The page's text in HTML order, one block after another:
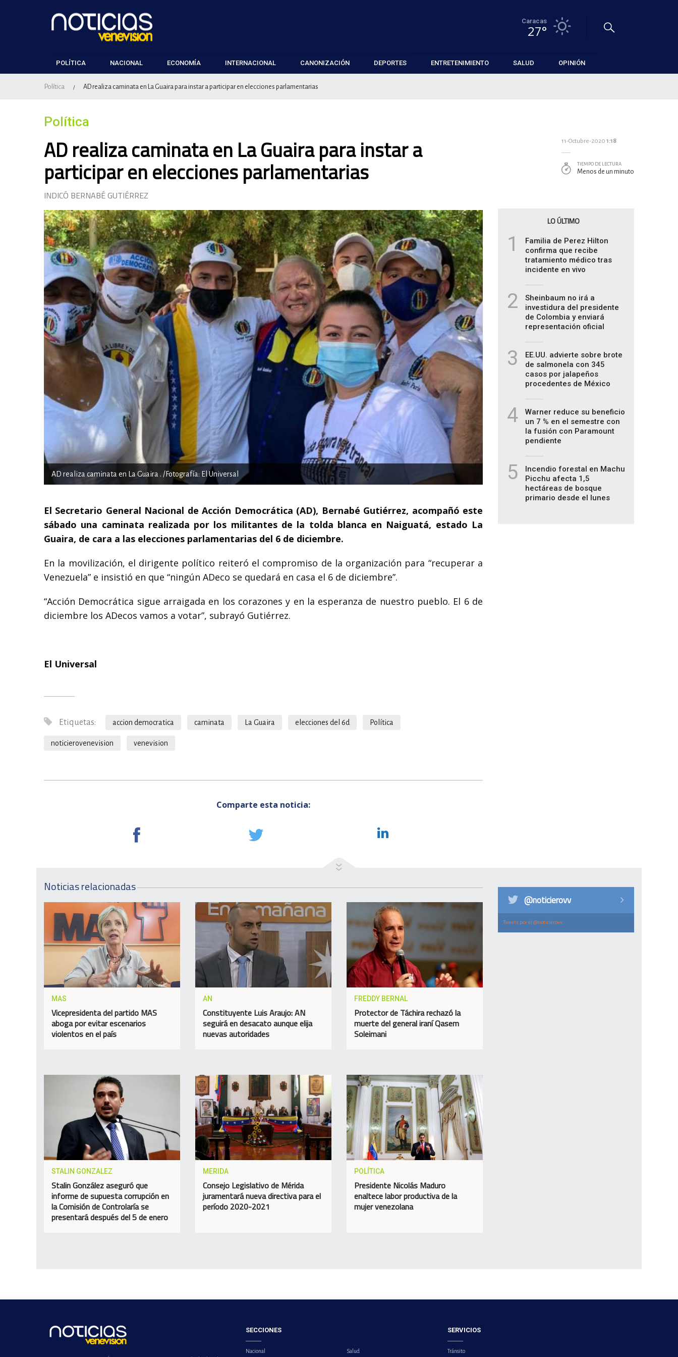
Caracas
27°
POLÍTICA NACIONAL ECONOMÍA INTERNACIONAL CANONIZACIÓN DEPORTES ENTRETENIMIENTO SALUD OPINIÓN
Política / AD realiza caminata en La Guaira para instar a participar en elecciones parlamentarias
Política
AD realiza caminata en La Guaira para instar a
participar en elecciones parlamentarias
INDICÓ BERNABÉ GUTIÉRREZ
AD realiza caminata en La Guaira . /Fotografía: El Universal
El Secretario General Nacional de Acción Democrática (AD), Bernabé Gutiérrez, acompañó este
sábado una caminata realizada por los militantes de la tolda blanca en Naiguatá, estado La
Guaira, de cara a las elecciones parlamentarias del 6 de diciembre.
En la movilización, el dirigente político reiteró el compromiso de la organización para “recuperar a
Venezuela” e insistió en que “ningún ADeco se quedará en casa el 6 de diciembre”.
“Acción Democrática sigue arraigada en los corazones y en la esperanza de nuestro pueblo. El 6 de
diciembre los ADecos vamos a votar”, subrayó Gutiérrez.
El Universal
Etiquetas: accion democratica caminata La Guaira elecciones del 6d Política
noticierovenevision venevision
Comparte esta noticia:
11-Octubre-2020 1:18
TIEMPO DE LECTURA
Menos de un minuto
LO ÚLTIMO
1
Familia de Perez Hilton
confirma que recibe
tratamiento médico tras
incidente en vivo
2
Sheinbaum no irá a
investidura del presidente
de Colombia y enviará
representación oficial
3
EE.UU. advierte sobre brote
de salmonela con 345
casos por jalapeños
procedentes de México
4
Warner reduce su beneficio
un 7 % en el semestre con
la fusión con Paramount
pendiente
5
Incendio forestal en Machu
Picchu afecta 1,5
hectáreas de bosque
primario desde el lunes
Noticias relacionadas
MAS
Vicepresidenta del partido MAS
aboga por evitar escenarios
violentos en el país
AN
Constituyente Luis Araujo: AN
seguirá en desacato aunque elija
nuevas autoridades
FREDDY BERNAL
Protector de Táchira rechazó la
muerte del general iraní Qasem
Soleimani
STALIN GONZALEZ
Stalin González aseguró que
informe de supuesta corrupción en
la Comisión de Controlaría se
presentará después del 5 de enero
MERIDA
Consejo Legislativo de Mérida
juramentará nueva directiva para el
período 2020-2021
POLÍTICA
Presidente Nicolás Maduro
enaltece labor productiva de la
mujer venezolana
@noticierovv
Tweets por el @noticierovv.
SECCIONES
Nacional Salud
SERVICIOS
Tránsito